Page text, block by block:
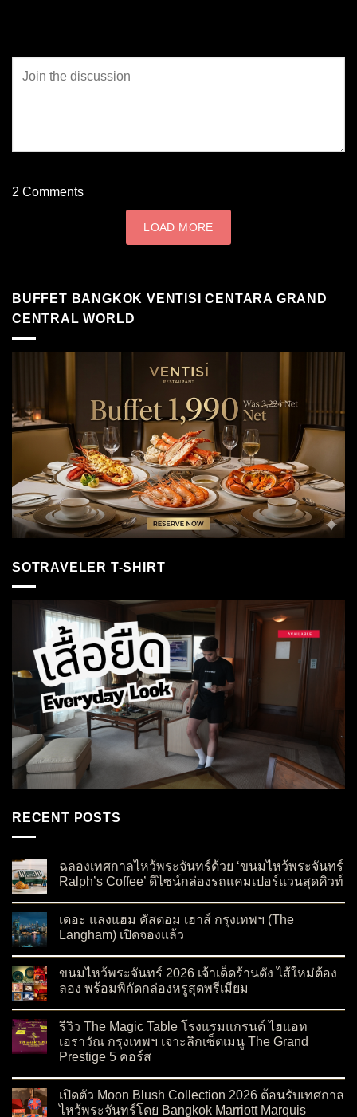
2 Comments
LOAD MORE
BUFFET BANGKOK VENTISI CENTARA GRAND
CENTRAL WORLD
SOTRAVELER T-SHIRT
RECENT POSTS
ฉลองเทศกาลไหว้พระจันทร์ด้วย ‘ขนมไหว้พระจันทร์
Ralph’s Coffee’ ดีไซน์กล่องรถแคมเปอร์แวนสุดคิวท์
เดอะ แลงแฮม คัสตอม เฮาส์ กรุงเทพฯ (The
Langham) เปิดจองแล้ว
ขนมไหว้พระจันทร์ 2026 เจ้าเด็ดร้านดัง ไส้ใหม่ต้อง
ลอง พร้อมพิกัดกล่องหรูสุดพรีเมียม
รีวิว The Magic Table โรงแรมแกรนด์ ไฮแอท
เอราวัณ กรุงเทพฯ เจาะลึกเซ็ตเมนู The Grand
Prestige 5 คอร์ส
เปิดตัว Moon Blush Collection 2026 ต้อนรับเทศกาล
ไหว้พระจันทร์โดย Bangkok Marriott Marquis